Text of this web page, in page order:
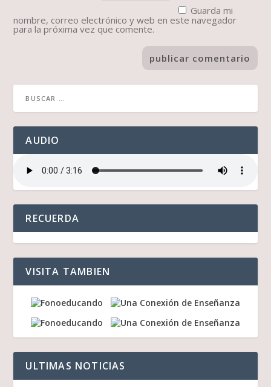
Guarda mi
nombre, correo electrónico y web en este navegador
para la próxima vez que comente.
AUDIO
RECUERDA
VISITA TAMBIEN
ULTIMAS NOTICIAS